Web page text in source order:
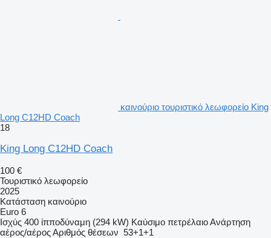
καινούριο τουριστικό λεωφορείο King
Long C12HD Coach
18
King Long C12HD Coach
100 €
Τουριστικό λεωφορείο
2025
Κατάσταση καινούριο
Euro 6
Ισχύς 400 ίπποδύναμη (294 kW) Καύσιμο πετρέλαιοΑνάρτηση
αέρος/αέροςΑριθμός θέσεων 53+1+1